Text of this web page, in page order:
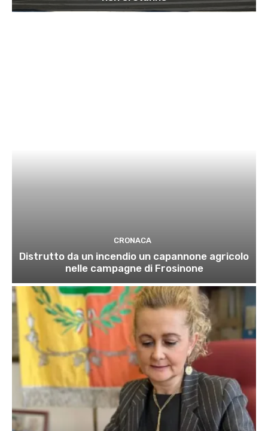
CRONACA
Distrutto da un incendio un capannone agricolo
nelle campagne di Frosinone